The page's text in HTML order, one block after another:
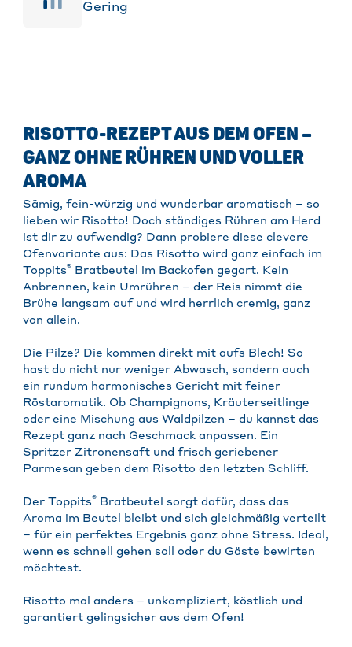
Gering
RISOTTO-REZEPT AUS DEM OFEN –
GANZ OHNE RÜHREN UND VOLLER
AROMA
Sämig, fein-würzig und wunderbar aromatisch – so
lieben wir Risotto! Doch ständiges Rühren am Herd
ist dir zu aufwendig? Dann probiere diese clevere
Ofenvariante aus: Das Risotto wird ganz einfach im
Toppits® Bratbeutel im Backofen gegart. Kein
Anbrennen, kein Umrühren – der Reis nimmt die
Brühe langsam auf und wird herrlich cremig, ganz
von allein.
Die Pilze? Die kommen direkt mit aufs Blech! So
hast du nicht nur weniger Abwasch, sondern auch
ein rundum harmonisches Gericht mit feiner
Röstaromatik. Ob Champignons, Kräuterseitlinge
oder eine Mischung aus Waldpilzen – du kannst das
Rezept ganz nach Geschmack anpassen. Ein
Spritzer Zitronensaft und frisch geriebener
Parmesan geben dem Risotto den letzten Schliff.
Der Toppits® Bratbeutel sorgt dafür, dass das
Aroma im Beutel bleibt und sich gleichmäßig verteilt
– für ein perfektes Ergebnis ganz ohne Stress. Ideal,
wenn es schnell gehen soll oder du Gäste bewirten
möchtest.
Risotto mal anders – unkompliziert, köstlich und
garantiert gelingsicher aus dem Ofen!